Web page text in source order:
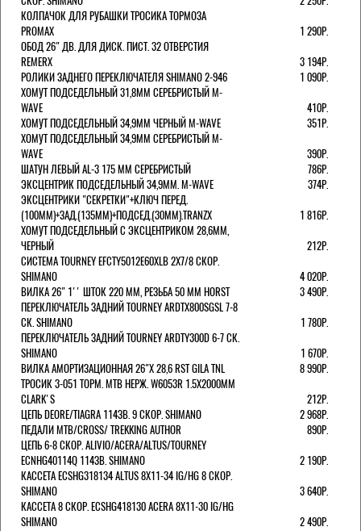
КОЛПАЧОК ДЛЯ РУБАШКИ ТРОСИКА ТОРМОЗА
PROMAX
1 290Р.
ОБОД 26" ДВ. ДЛЯ ДИСК. ПИСТ. 32 ОТВЕРСТИЯ
REMERX
3 194Р.
РОЛИКИ ЗАДНЕГО ПЕРЕКЛЮЧАТЕЛЯ SHIMANO 2-946
1 090Р.
ХОМУТ ПОДСЕДЕЛЬНЫЙ 31,8ММ СЕРЕБРИСТЫЙ M-
WAVE
410Р.
ХОМУТ ПОДСЕДЕЛЬНЫЙ 34,9ММ ЧЕРНЫЙ M-WAVE
351Р.
ХОМУТ ПОДСЕДЕЛЬНЫЙ 34,9ММ СЕРЕБРИСТЫЙ M-
WAVE
390Р.
ШАТУН ЛЕВЫЙ AL-3 175 ММ СЕРЕБРИСТЫЙ
786Р.
ЭКСЦЕНТРИК ПОДСЕДЕЛЬНЫЙ 34,9ММ. M-WAVE
374Р.
ЭКСЦЕНТРИКИ "СЕКРЕТКИ"+КЛЮЧ ПЕРЕД.
(100ММ)+ЗАД.(135ММ)+ПОДСЕД.(30ММ).TRANZX
1 816Р.
ХОМУТ ПОДСЕДЕЛЬНЫЙ С ЭКСЦЕНТРИКОМ 28,6ММ,
ЧЕРНЫЙ
212Р.
СИСТЕМА TOURNEY EFCTY5012E60XLB 2X7/8 СКОР.
SHIMANO
4 020Р.
ВИЛКА 26" 1'' ШТОК 220 ММ, РЕЗЬБА 50 ММ HORST
3 490Р.
ПЕРЕКЛЮЧАТЕЛЬ ЗАДНИЙ TOURNEY ARDTX800SGSL 7-8
СК. SHIMANO
1 780Р.
ПЕРЕКЛЮЧАТЕЛЬ ЗАДНИЙ TOURNEY ARDTY300D 6-7 СК.
SHIMANO
1 670Р.
ВИЛКА АМОРТИЗАЦИОННАЯ 26"Х 28,6 RST GILA TNL
8 990Р.
ТРОСИК 3-051 ТОРМ. MTB НЕРЖ. W6053R 1.5Х2000ММ
СLARK'S
212Р.
ЦЕПЬ DEORE/TIAGRA 114ЗВ. 9 СКОР. SHIMANO
2 968Р.
ПЕДАЛИ MTB/CROSS/ TREKKING AUTHOR
890Р.
ЦЕПЬ 6-8 СКОР. ALIVIO/ACERA/ALTUS/TOURNEY
ECNHG40114Q 114ЗВ. SHIMANO
2 190Р.
КАССЕТА ECSHG318134 ALTUS 8Х11-34 IG/HG 8 СКОР.
SHIMANO
3 640Р.
КАССЕТА 8 СКОР. ECSHG418130 ACERA 8Х11-30 IG/HG
SHIMANO
2 490Р.